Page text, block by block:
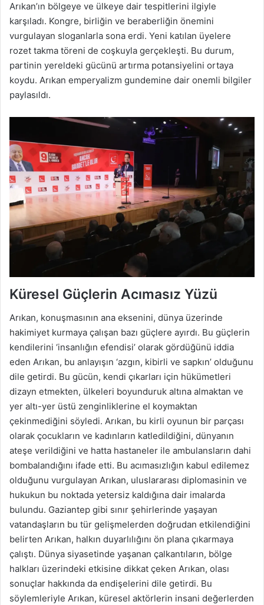
Arıkan’ın bölgeye ve ülkeye dair tespitlerini ilgiyle
karşıladı. Kongre, birliğin ve beraberliğin önemini
vurgulayan sloganlarla sona erdi. Yeni katılan üyelere
rozet takma töreni de coşkuyla gerçekleşti. Bu durum,
partinin yereldeki gücünü artırma potansiyelini ortaya
koydu. Arıkan emperyalizm gundemine dair onemli bilgiler
paylasıldı.
Küresel Güçlerin Acımasız Yüzü
Arıkan, konuşmasının ana eksenini, dünya üzerinde
hakimiyet kurmaya çalışan bazı güçlere ayırdı. Bu güçlerin
kendilerini ‘insanlığın efendisi’ olarak gördüğünü iddia
eden Arıkan, bu anlayışın ‘azgın, kibirli ve sapkın’ olduğunu
dile getirdi. Bu gücün, kendi çıkarları için hükümetleri
dizayn etmekten, ülkeleri boyunduruk altına almaktan ve
yer altı-yer üstü zenginliklerine el koymaktan
çekinmediğini söyledi. Arıkan, bu kirli oyunun bir parçası
olarak çocukların ve kadınların katledildiğini, dünyanın
ateşe verildiğini ve hatta hastaneler ile ambulansların dahi
bombalandığını ifade etti. Bu acımasızlığın kabul edilemez
olduğunu vurgulayan Arıkan, uluslararası diplomasinin ve
hukukun bu noktada yetersiz kaldığına dair imalarda
bulundu. Gaziantep gibi sınır şehirlerinde yaşayan
vatandaşların bu tür gelişmelerden doğrudan etkilendiğini
belirten Arıkan, halkın duyarlılığını ön plana çıkarmaya
çalıştı. Dünya siyasetinde yaşanan çalkantıların, bölge
halkları üzerindeki etkisine dikkat çeken Arıkan, olası
sonuçlar hakkında da endişelerini dile getirdi. Bu
söylemleriyle Arıkan, küresel aktörlerin insani değerlerden